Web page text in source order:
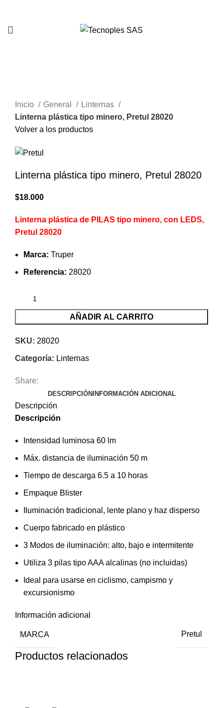
Inicio
General
Linternas
Linterna plástica tipo minero, Pretul 28020
Volver a los productos
Linterna plástica tipo minero, Pretul 28020
$18.000
Linterna plástica de PILAS tipo minero, con LEDS,
Pretul 28020
Marca: Truper
Referencia: 28020
AÑADIR AL CARRITO
SKU: 28020
Categoría: Linternas
Share:
DESCRIPCIÓNINFORMACIÓN ADICIONAL
Descripción
Descripción
Intensidad luminosa 60 lm
Máx. distancia de iluminación 50 m
Tiempo de descarga 6.5 a 10 horas
Empaque Blister
Iluminación tradicional, lente plano y haz disperso
Cuerpo fabricado en plástico
3 Modos de iluminación: alto, bajo e intermitente
Utiliza 3 pilas tipo AAA alcalinas (no incluidas)
Ideal para usarse en ciclismo, campismo y
excursionismo
Información adicional
MARCA Pretul
Productos relacionados